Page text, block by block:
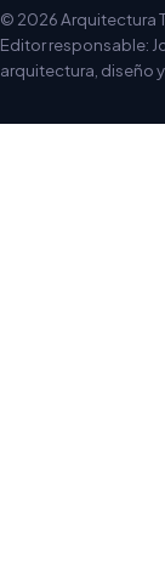
© 2026 Arquitectura
Editor responsable:
arquitectura, diseño